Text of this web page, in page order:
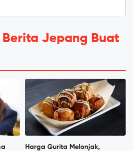
Berita Jepang Buat
Harga Gurita Melonjak,